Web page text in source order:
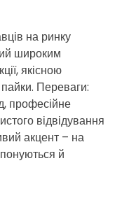
на ринку
широким
якісною
пайки. Переваги:
професійне
відвідування
акцент – на
й